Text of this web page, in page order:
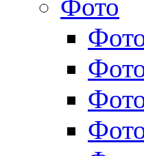
Фото